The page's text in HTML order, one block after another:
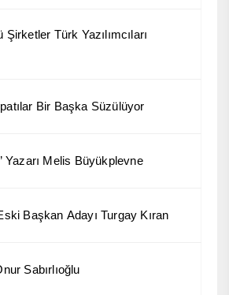
Türk Yazılımcıları
Bir Başka Süzülüyor
Yazarı Melis Büyükplevne
Başkan Adayı Turgay Kıran
Sabırlıoğlu